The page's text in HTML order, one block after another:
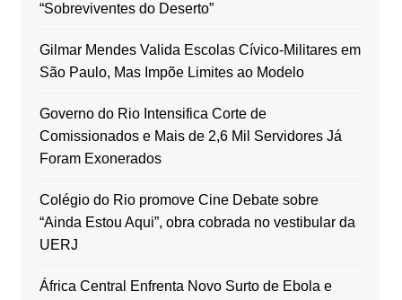
“Sobreviventes do Deserto”
Gilmar Mendes Valida Escolas Cívico-Militares em
São Paulo, Mas Impõe Limites ao Modelo
Governo do Rio Intensifica Corte de
Comissionados e Mais de 2,6 Mil Servidores Já
Foram Exonerados
Colégio do Rio promove Cine Debate sobre
“Ainda Estou Aqui”, obra cobrada no vestibular da
UERJ
África Central Enfrenta Novo Surto de Ebola e